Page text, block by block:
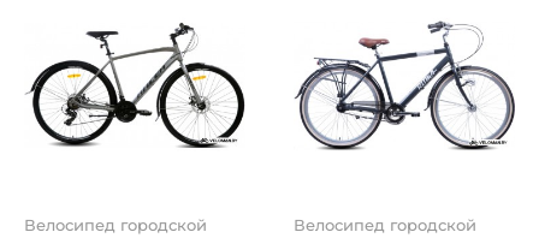
Велосипед городской
Велосипед городской